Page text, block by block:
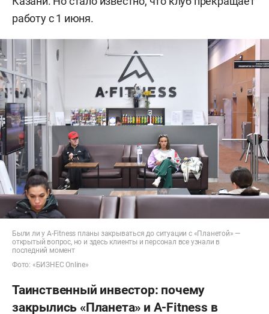
работу с 1 июня.
Были ли у A-Fitness планы закрываться до ситуации с «Планетой» —
открытый вопрос, но и здесь клиенты и персонал все узнали в
последний момент
Фото: «БИЗНЕС Online»
Таинственный инвестор: почему
закрылись «Планета» и A-Fitness в